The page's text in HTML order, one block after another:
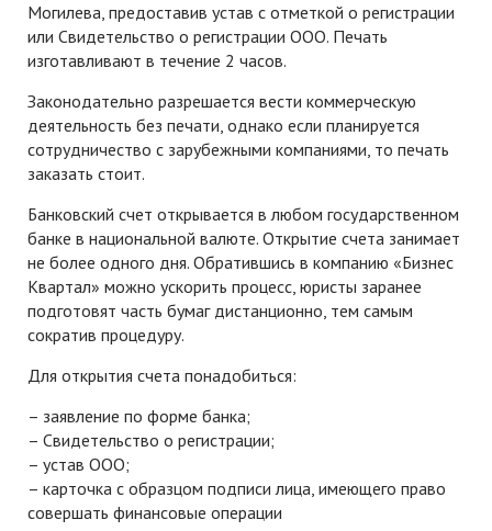
Могилева, предоставив устав с отметкой о регистрации
или Свидетельство о регистрации ООО. Печать
изготавливают в течение 2 часов.
Законодательно разрешается вести коммерческую
деятельность без печати, однако если планируется
сотрудничество с зарубежными компаниями, то печать
заказать стоит.
Банковский счет открывается в любом государственном
банке в национальной валюте. Открытие счета занимает
не более одного дня. Обратившись в компанию «Бизнес
Квартал» можно ускорить процесс, юристы заранее
подготовят часть бумаг дистанционно, тем самым
сократив процедуру.
Для открытия счета понадобиться:
– заявление по форме банка;
– Свидетельство о регистрации;
– устав ООО;
– карточка с образцом подписи лица, имеющего право
совершать финансовые операции